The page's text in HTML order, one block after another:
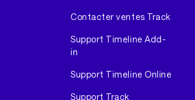
Contacter ventes Track
Support Timeline Add-
in
Support Timeline Online
Support Track